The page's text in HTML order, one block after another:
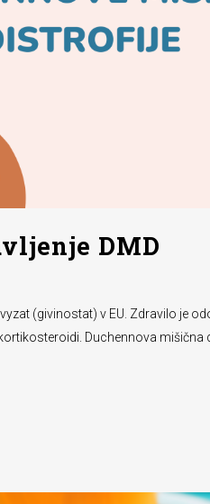
DMD
(givinostat) v EU. Zdravilo je
Duchennova mišična